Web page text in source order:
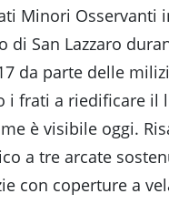
Minori Osservanti
di San Lazzaro
da parte delle
i frati a riedificare il
è visibile oggi.
a tre arcate
con coperture a